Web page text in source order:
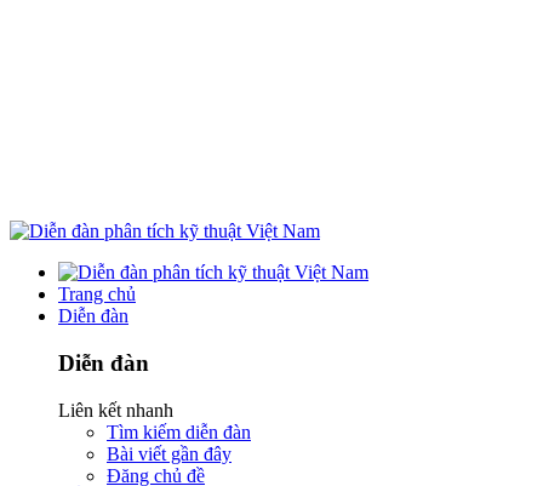
Trang chủ
Diễn đàn
Diễn đàn
Liên kết nhanh
Tìm kiếm diễn đàn
Bài viết gần đây
Đăng chủ đề